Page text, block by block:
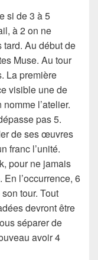
si de 3 à 5
à 2 on ne
tard. Au début de
Muse. Au tour
La première
visible une de
l’atelier.
pas 5.
de ses œuvres
franc l’unité.
pour ne jamais
l’occurrence, 6
tour. Tout
devront être
séparer de
avoir 4